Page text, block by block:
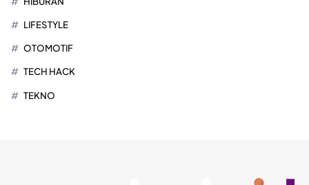
LIFESTYLE
OTOMOTIF
TECH HACK
TEKNO